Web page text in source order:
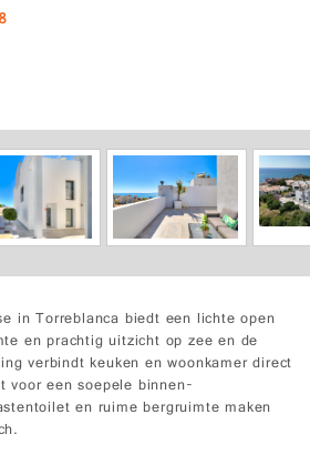
in Torreblanca biedt een lichte open
en prachtig uitzicht op zee en de
verbindt keuken en woonkamer direct
voor een soepele binnen-
en ruime bergruimte maken